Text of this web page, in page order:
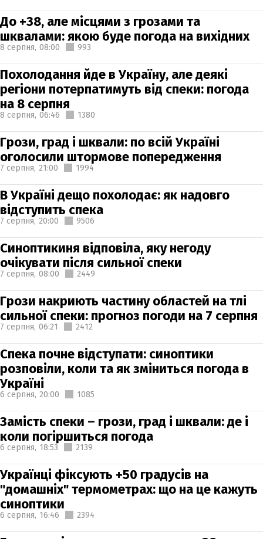
До +38, але місцями з грозами та
шквалами: якою буде погода на вихідних
8 серпня, 08:00 993
Похолодання йде в Україну, але деякі
регіони потерпатимуть від спеки: погода
на 8 серпня
8 серпня, 06:46 1380
Грози, град і шквали: по всій Україні
оголосили штормове попередження
7 серпня, 21:00 1994
В Україні дещо похолодає: як надовго
відступить спека
7 серпня, 20:00 9506
Синоптикиня відповіла, яку негоду
очікувати після сильної спеки
7 серпня, 08:00 2449
Грози накриють частину областей на тлі
сильної спеки: прогноз погоди на 7 серпня
7 серпня, 06:21 2412
Спека почне відступати: синоптики
розповіли, коли та як зміниться погода в
Україні
6 серпня, 20:00 1085
Замість спеки – грози, град і шквали: де і
коли погіршиться погода
6 серпня, 18:53 2139
Українці фіксують +50 градусів на
"домашніх" термометрах: що на це кажуть
синоптики
6 серпня, 16:46 2394